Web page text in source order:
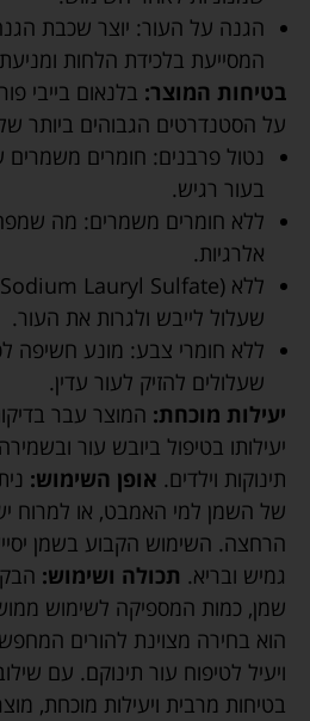
הגנה על העור: יוצר שכבת
המסייעת בלכידת הלחות
בטיחות המוצר: בלנאום בייבי
על הסטנדרטים הגבוהים ביותר של
נטול פרבנים: חומרים משמרים
בעור רגיש.
ללא חומרים משמרים: מה
אלרגיות.
שעלול לייבש ולגרות את העור.
ללא חומרי צבע: מונע חשיפה
שעלולים להזיק לעור עדין.
יעילות מוכחת: המוצר עבר
יעילותו בטיפול ביובש עור
תינוקות וילדים. אופן השימוש:
של השמן למי האמבט, או למרוח
הרחצה. השימוש הקבוע בשמן
גמיש ובריא. תכולה ושימוש:
שמן, כמות המספיקה לשימוש
הוא בחירה מצוינת להורים
ויעיל לטיפוח עור תינוקם. עם
בטיחות מרבית ויעילות מוכחת,